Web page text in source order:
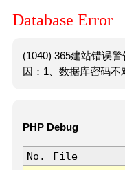
Database Error
(1040) 365建站错误
因：1、数据库密码不
PHP Debug
No. File